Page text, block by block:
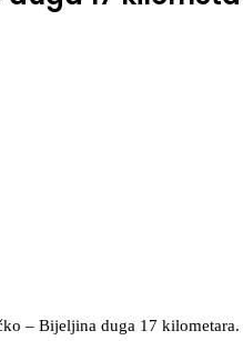
– Bijeljina duga 17 kilometara.